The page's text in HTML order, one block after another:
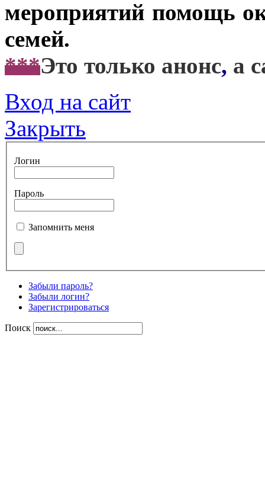
мероприятий помощь
семей.
***Это только анонс, а
Вход на сайт
Закрыть
Логин
Пароль
Запомнить меня
Забыли пароль?
Забыли логин?
Зарегистрироваться
Поиск